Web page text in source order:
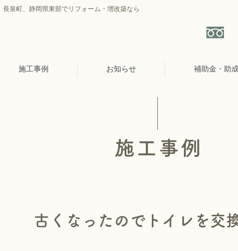
長泉町、静岡県東部でリフォーム・増改築なら
施工事例 お知らせ 補助金・助
施工事例
古くなったのでトイレを交